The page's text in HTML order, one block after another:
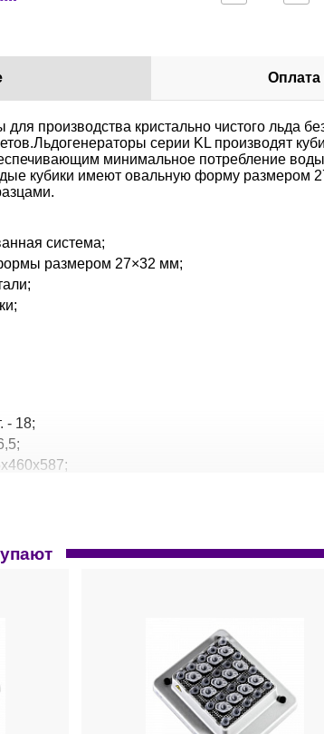
Оплата
производства кристально чистого льда
серии KL производят
минимальное потребление воды
кубики имеют овальную форму размером
система;
размером 27×32 мм;
- 18;